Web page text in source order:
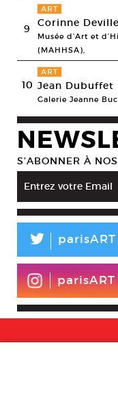
9
ART
Corinne
Musée d’Art et
(MAHHSA),
10
ART
Jean Dubuffet
Galerie Jeanne
S’ABONNER À
L